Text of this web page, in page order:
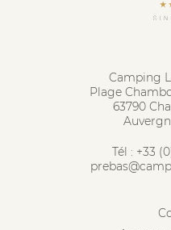
Camping
Plage
63790
Tél : +33